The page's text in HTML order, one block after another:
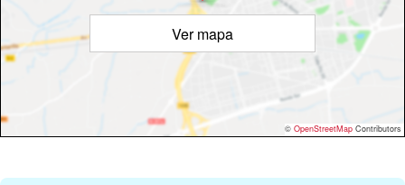
Ver mapa
© OpenStreetMap Contributors